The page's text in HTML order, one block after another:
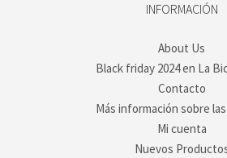
INFORMACIÓN
About Us
Black friday 2024 en La
Contacto
Más información sobre
Mi cuenta
Nuevos